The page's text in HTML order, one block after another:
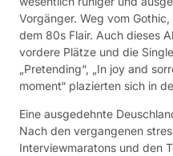
Vorgänger. Weg vom
dem 80s Flair. Auch dieses
vordere Plätze und die
„Pretending“, „In joy and
moment“ plazierten sich in
Eine ausgedehnte
Nach den vergangenen
Interviewmaratons und den